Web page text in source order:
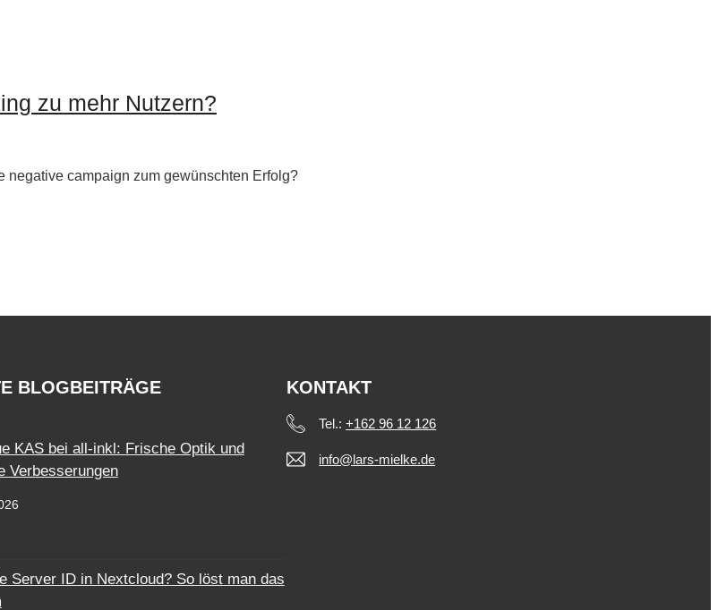
zu mehr Nutzern?
negative campaign zum gewünschten Erfolg?
BLOGBEITRÄGE
KAS bei all-inkl: Frische Optik und
Verbesserungen
Server ID in Nextcloud? So löst man das
KONTAKT
Tel.:+162 96 12 126
info@lars-mielke.de